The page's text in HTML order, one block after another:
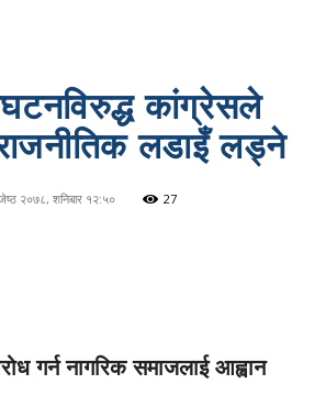
कांग्रेसले
लडाइँ लड्ने
२०७८, शनिबार १२:५० 27
गर्न नागरिक समाजलाई आह्वान